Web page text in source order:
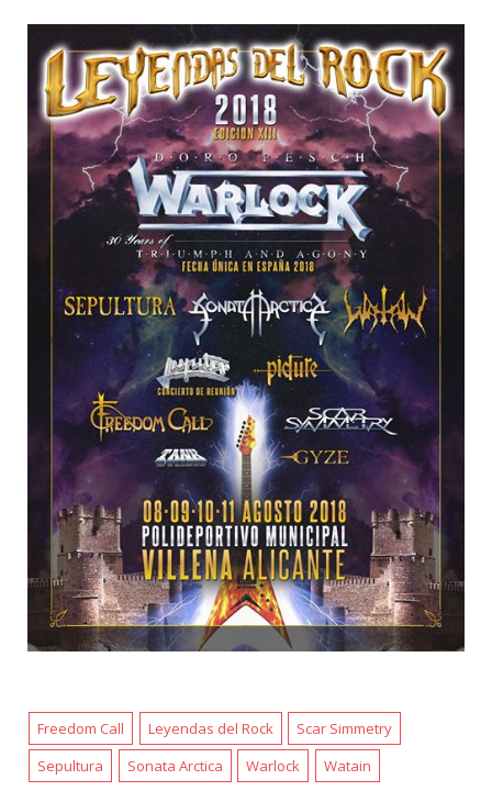
Freedom Call Leyendas del Rock
Scar Simmetry
Sepultura
Sonata Arctica Warlock Watain